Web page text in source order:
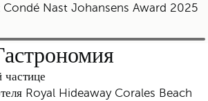
Condé Nast Johansens Award 2025
частице
Royal Hideaway Corales Beach